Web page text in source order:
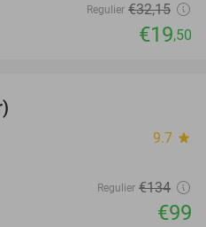
Regulier €32,15
€19,50
9.7 star
Regulier €134
€99